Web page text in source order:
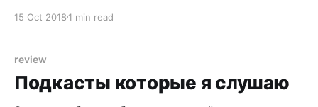
со вторым телефоном, потому что страшно, если
меня были айфоны, они стоят не дешево. Поэтому
я брал себе прошлогодний
15 Oct 2018 1 min read
review
Подкасты которые я слушаю